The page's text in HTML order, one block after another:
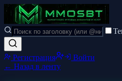
Регистрация
Войти
← Назад в ленту